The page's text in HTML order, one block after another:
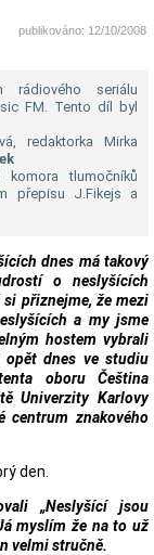
publikováno: 12/10/2008
seriálu
FM. Tento díl byl
redaktorka Mirka
komora tlumočníků
přepisu J.Fikejs a
dnes má takový
o neslyšících
přiznejme, že mezi
a my jsme
hostem vybrali
opět dnes ve studiu
oboru Čeština
Univerzity Karlovy
centrum znakového
den.
„Neslyšící jsou
myslím že na to už
velmi stručně.